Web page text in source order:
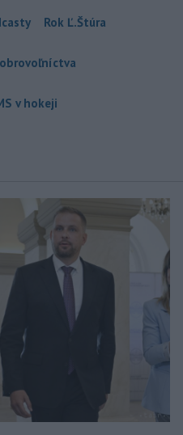
Rok Ľ.Štúra
v hokeji